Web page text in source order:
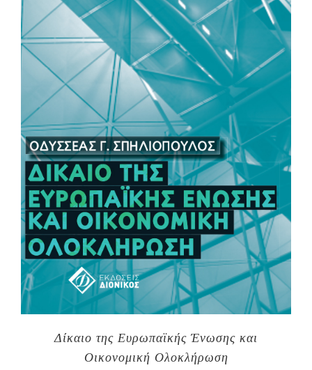
Δίκαιο της Ευρωπαϊκής Ένωσης και
Οικονομική Ολοκλήρωση